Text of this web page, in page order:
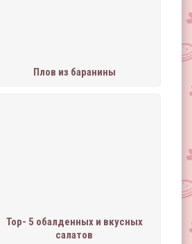
Плов из баранины
Тор- 5 обалденных и вкусных
салатов